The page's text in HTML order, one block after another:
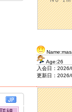
Age:26
入会日：
更新日：